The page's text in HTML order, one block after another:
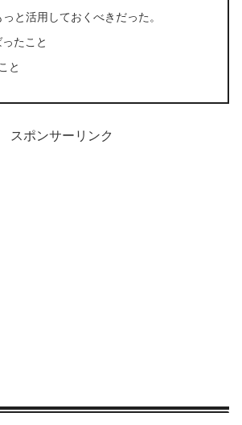
と活用しておくべきだった。
たこと
と
スポンサーリンク